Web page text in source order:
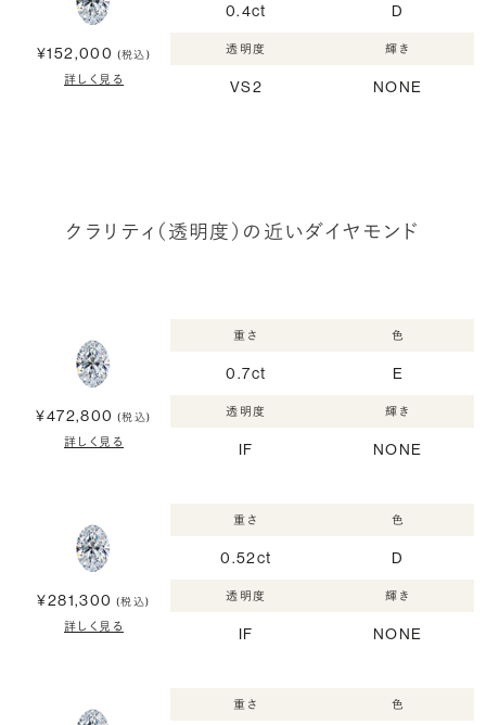
¥152,000 (税込)
詳しく見る
0.4ct D
透明度
VS2
輝き
NONE
クラリティ（透明度）の近いダイヤモンド
¥472,800 (税込)
詳しく見る
重さ
0.7ct
色
E
透明度
IF
輝き
NONE
¥281,300 (税込)
詳しく見る
重さ
0.52ct
色
D
透明度
IF
輝き
NONE
重さ 色